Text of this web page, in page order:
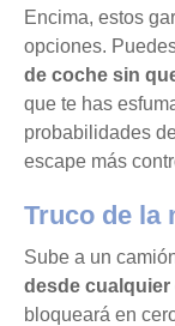
Encima, estos
opciones.
de coche sin
que te has
probabilidades
escape más
Truco de la
Sube a un
desde cualquier
bloqueará en